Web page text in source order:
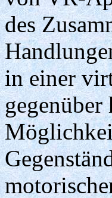
des
in einer